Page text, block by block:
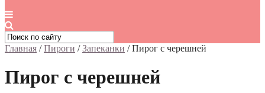
Главная /Пироги /Запеканки /Пирог с черешней
Пирог с черешней